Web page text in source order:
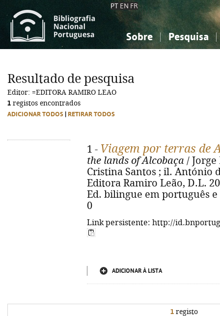
PT EN FR
Sobre Pesquisa
Ciências sociais...
Ciências sociais...
Resultado de pesquisa
Editor: =EDITORA RAMIRO LEAO
1 registos encontrados
ADICIONAR TODOS RETIRAR TODOS
1 - Viagem por terras de
the lands of Alcobaça /
Cristina Santos ; il. António
Editora Ramiro Leão, D.L.
Ed. bilingue em português e
0
Link persistente: http://
ADICIONAR À LISTA
1 registo